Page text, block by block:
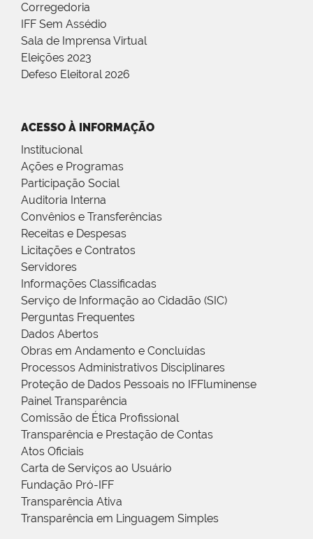
Corregedoria
IFF Sem Assédio
Sala de Imprensa Virtual
Eleições 2023
Defeso Eleitoral 2026
ACESSO À INFORMAÇÃO
Institucional
Ações e Programas
Participação Social
Auditoria Interna
Convênios e Transferências
Receitas e Despesas
Licitações e Contratos
Servidores
Informações Classificadas
Serviço de Informação ao Cidadão (SIC)
Perguntas Frequentes
Dados Abertos
Obras em Andamento e Concluídas
Processos Administrativos Disciplinares
Proteção de Dados Pessoais no IFFluminense
Painel Transparência
Comissão de Ética Profissional
Transparência e Prestação de Contas
Atos Oficiais
Carta de Serviços ao Usuário
Fundação Pró-IFF
Transparência Ativa
Transparência em Linguagem Simples